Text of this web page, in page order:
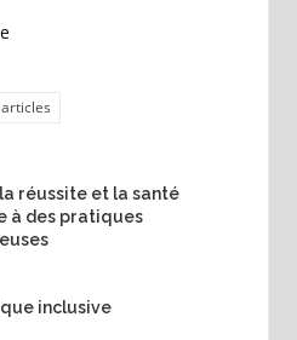
réussite et la santé
à des pratiques
inclusive